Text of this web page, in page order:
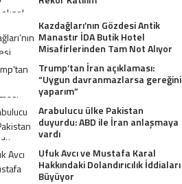
Kazdağları’nın Gözdesi Antik
Manastır İDA Butik Hotel
Misafirlerinden Tam Not Alıyor
Trump’tan İran açıklaması:
“Uygun davranmazlarsa gereğini
yaparım”
Arabulucu ülke Pakistan
duyurdu: ABD ile İran anlaşmaya
vardı
Ufuk Avcı ve Mustafa Karal
Hakkındaki Dolandırıcılık İddiaları
Büyüyor